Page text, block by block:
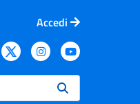
Accedi